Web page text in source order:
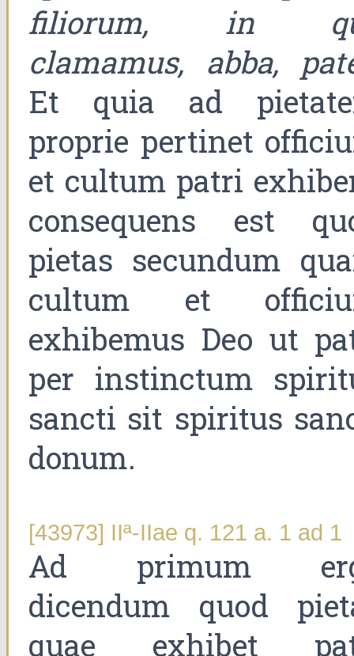
filiorum, in
clamamus, abba,
Et quia ad
proprie pertinet
et cultum patri
consequens est
pietas secundum
cultum et
exhibemus Deo ut
per instinctum
sancti sit spiritus
donum.
[43973] IIª-IIae q. 121 a. 1 ad 1
Ad primum
dicendum quod
quae exhibet